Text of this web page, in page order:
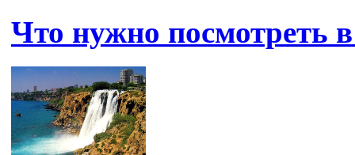
Что нужно посмотреть